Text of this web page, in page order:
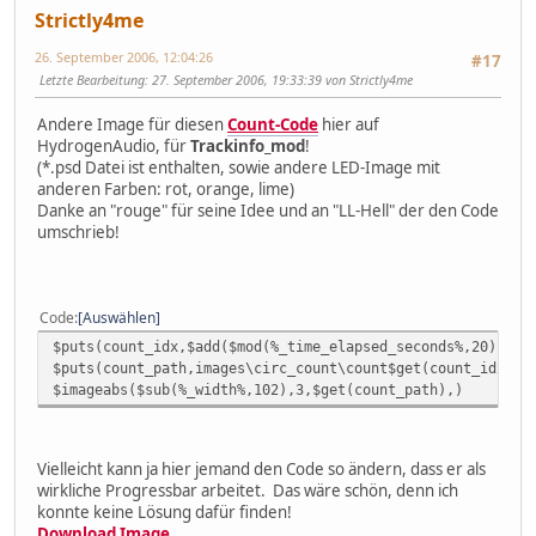
Strictly4me
#17
26. September 2006, 12:04:26
Letzte Bearbeitung: 27. September 2006, 19:33:39 von Strictly4me
Andere Image für diesenCount-Code hier auf
HydrogenAudio, fürTrackinfo_mod!
(*.psd Datei ist enthalten, sowie andere LED-Image mit
anderen Farben: rot, orange, lime)
Danke an "rouge" für seine Idee und an "LL-Hell" der den Code
umschrieb!
Code Auswählen
$puts(count_idx,$add($mod(%_time_elapsed_seconds%,20),1))
$imageabs($sub(%_width%,102),3,$get(count_path),)
Vielleicht kann ja hier jemand den Code so ändern, dass er als
wirkliche Progressbar arbeitet. Das wäre schön, denn ich
konnte keine Lösung dafür finden!